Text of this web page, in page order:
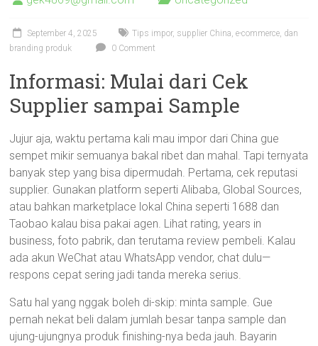
September 4, 2025
Tips impor, supplier China, e-commerce, dan
branding produk
0 Comment
Informasi: Mulai dari Cek
Supplier sampai Sample
Jujur aja, waktu pertama kali mau impor dari China gue
sempet mikir semuanya bakal ribet dan mahal. Tapi ternyata
banyak step yang bisa dipermudah. Pertama, cek reputasi
supplier. Gunakan platform seperti Alibaba, Global Sources,
atau bahkan marketplace lokal China seperti 1688 dan
Taobao kalau bisa pakai agen. Lihat rating, years in
business, foto pabrik, dan terutama review pembeli. Kalau
ada akun WeChat atau WhatsApp vendor, chat dulu—
respons cepat sering jadi tanda mereka serius.
Satu hal yang nggak boleh di-skip: minta sample. Gue
pernah nekat beli dalam jumlah besar tanpa sample dan
ujung-ujungnya produk finishing-nya beda jauh. Bayarin